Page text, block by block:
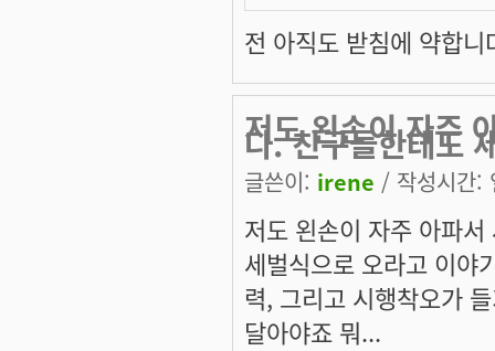
전 아직도 받침에 약합
저도 왼손이 자주
다. 친구들한테도
글쓴이: irene / 작성시간
저도 왼손이 자주 아파
세벌식으로 오라고 이야
력, 그리고 시행착오가
달아야죠 뭐...